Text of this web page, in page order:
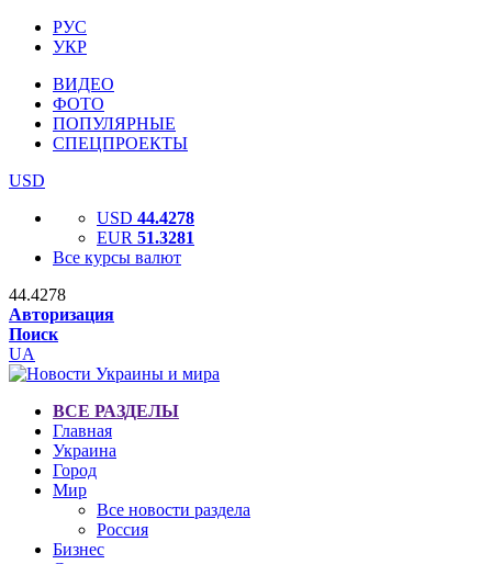
РУС
УКР
ВИДЕО
ФОТО
ПОПУЛЯРНЫЕ
СПЕЦПРОЕКТЫ
USD
USD 44.4278
EUR 51.3281
Все курсы валют
44.4278
Авторизация
Поиск
UA
ВСЕ РАЗДЕЛЫ
Главная
Украина
Город
Мир
Все новости раздела
Россия
Бизнес